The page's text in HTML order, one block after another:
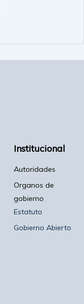
Institucional
Autoridades
Organos de
gobierno
Estatuto
Gobierno Abierto